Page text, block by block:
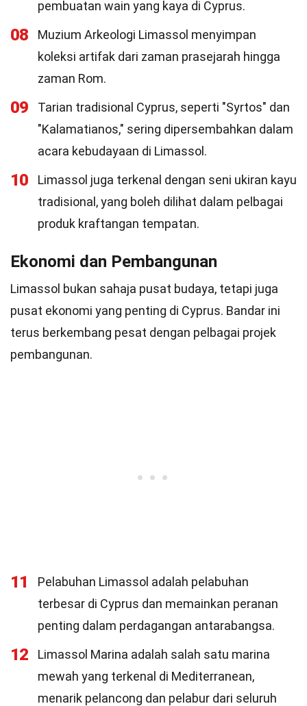
pembuatan wain yang kaya di Cyprus.
08
Muzium Arkeologi Limassol menyimpan
koleksi artifak dari zaman prasejarah hingga
zaman Rom.
09
Tarian tradisional Cyprus, seperti "Syrtos" dan
"Kalamatianos," sering dipersembahkan dalam
acara kebudayaan di Limassol.
10
Limassol juga terkenal dengan seni ukiran kayu
tradisional, yang boleh dilihat dalam pelbagai
produk kraftangan tempatan.
Ekonomi dan Pembangunan
Limassol bukan sahaja pusat budaya, tetapi juga
pusat ekonomi yang penting di Cyprus. Bandar ini
terus berkembang pesat dengan pelbagai projek
pembangunan.
11
Pelabuhan Limassol adalah pelabuhan
terbesar di Cyprus dan memainkan peranan
penting dalam perdagangan antarabangsa.
12
Limassol Marina adalah salah satu marina
mewah yang terkenal di Mediterranean,
menarik pelancong dan pelabur dari seluruh